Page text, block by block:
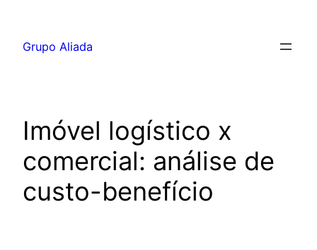
Grupo Aliada
Imóvel logístico x
comercial: análise de
custo-benefício